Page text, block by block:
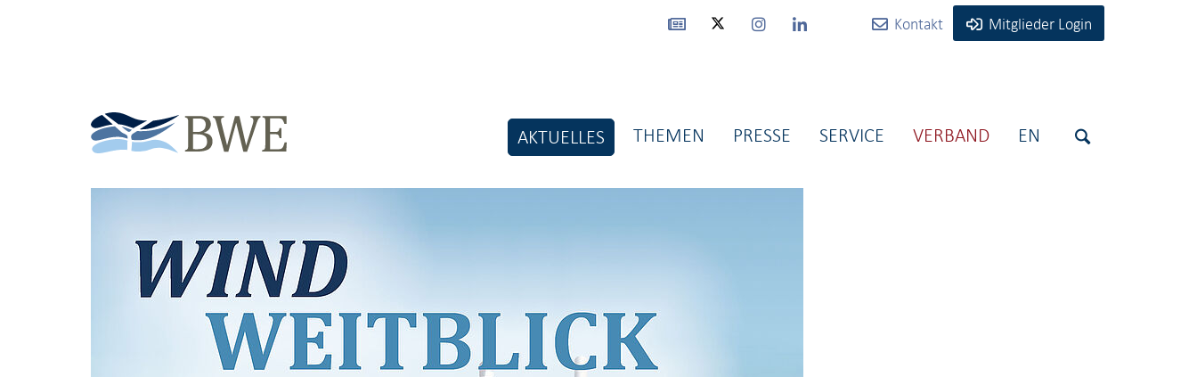
Kontakt Mitglieder Login
AKTUELLES THEMEN PRESSE SERVICE VERBAND EN